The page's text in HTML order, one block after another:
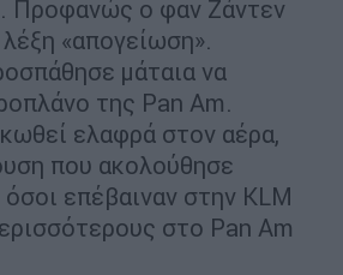
Προφανώς ο φαν Ζάντεν
«απογείωση».
μάταια να
της Pan Am.
ελαφρά στον αέρα,
που ακολούθησε
επέβαιναν στην KLM
στο Pan Am